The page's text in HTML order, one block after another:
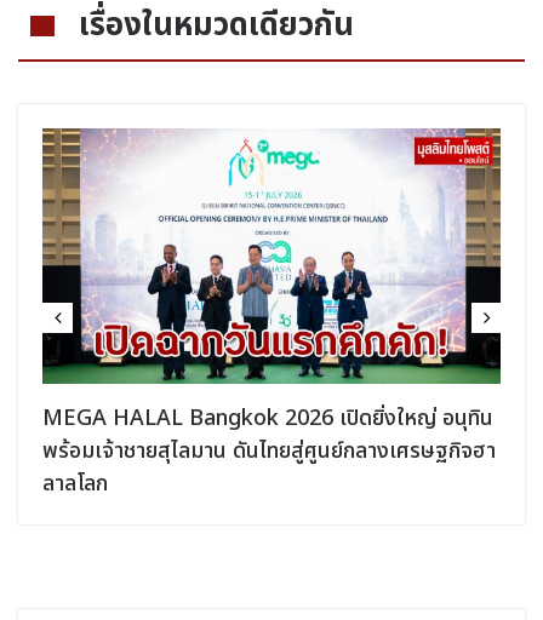
เรื่องในหมวดเดียวกัน
MEGA HALAL Bangkok 2026 ยกทัพฮาลาลชั้นนำ
กว่า 300 บูธ บุกศูนย์ฯ สิริกิติ์